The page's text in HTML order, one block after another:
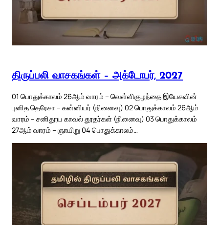
திருப்பலி வாசகங்கள் – அக்டோபர், 2027
01 பொதுக்காலம் 26ஆம் வாரம் – வெள்ளிகுழந்தை இயேசுவின்
புனித தெரேசா – கன்னியர் (நினைவு) 02 பொதுக்காலம் 26ஆம்
வாரம் – சனிதூய காவல் தூதர்கள் (நினைவு) 03 பொதுக்காலம்
27ஆம் வாரம் – ஞாயிறு 04 பொதுக்காலம்…